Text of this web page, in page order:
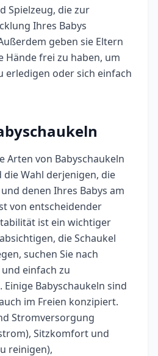
Spielzeug, die zur
Ihres Babys
geben sie Eltern
Hände frei zu haben, um
erledigen oder sich einfach
Arten von Babyschaukeln
Wahl derjenigen, die
denen Ihres Babys am
von entscheidender
ist ein wichtiger
die Schaukel
suchen Sie nach
einfach zu
Babyschaukeln sind
im Freien konzipiert.
Stromversorgung
Sitzkomfort und
reinigen),